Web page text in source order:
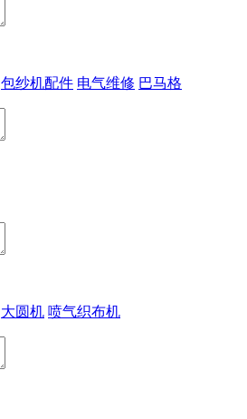
包纱机配件 电气维修 巴马格
大圆机 喷气织布机